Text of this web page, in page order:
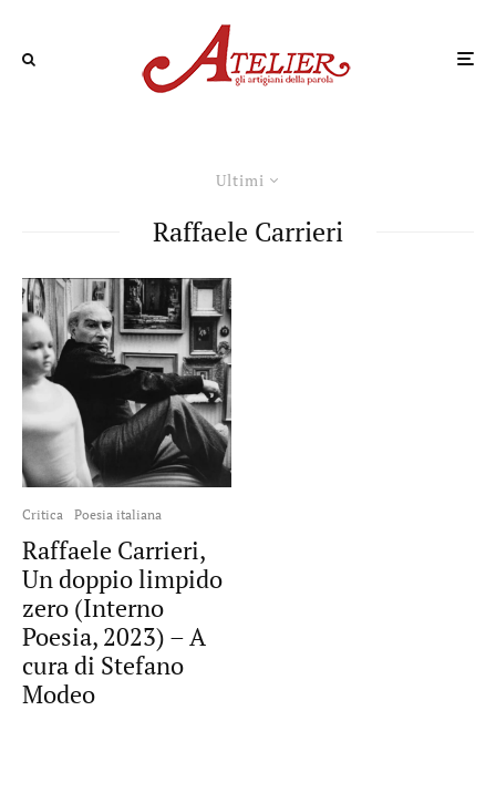
Ultimi
Raffaele Carrieri
Critica Poesia italiana
Raffaele Carrieri,
Un doppio limpido
zero (Interno
Poesia, 2023) – A
cura di Stefano
Modeo